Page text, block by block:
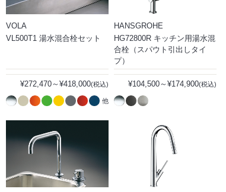
VOLA
VL500T1 湯水混合栓セット
¥272,470～¥418,000(税込)
他
HANSGROHE
HG72800R キッチン用湯水混
合栓（スパウト引出しタイ
プ）
¥104,500～¥174,900(税込)